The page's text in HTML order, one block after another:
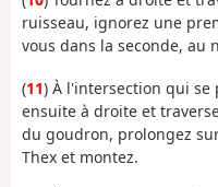
ruisseau, ignorez une
vous dans la seconde, au
(11) À l'intersection qui se
ensuite à droite et
du goudron, prolongez
Thex et montez.